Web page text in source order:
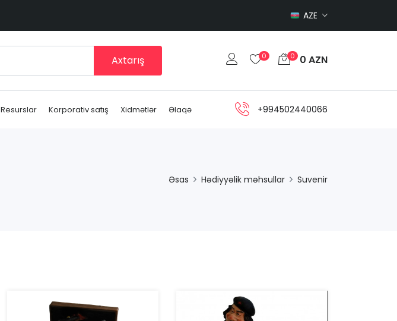
AZE
Axtarış 0 0 0 AZN
Resurslar Korporativ satış Xidmətlər Əlaqə +994502440066
Əsas Hədiyyəlik məhsullar Suvenir